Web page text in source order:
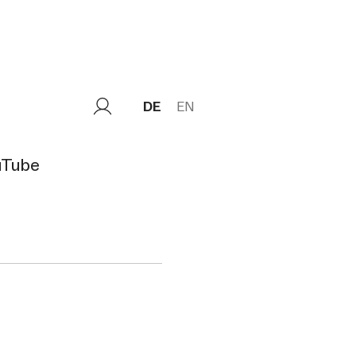
DE EN